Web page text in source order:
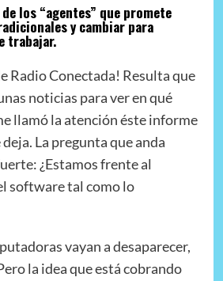
los “agentes” que promete
y cambiar para
trabajar.
Radio Conectada! Resulta que
noticias para ver en qué
llamó la atención éste informe
La pregunta que anda
¿Estamos frente al
software tal como lo
vayan a desaparecer,
la idea que está cobrando